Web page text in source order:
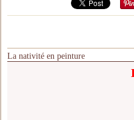
La nativité en peinture